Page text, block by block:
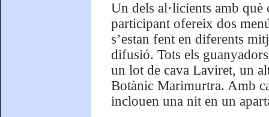
Un dels al·licients amb què
participant ofereix dos
s’estan fent en diferents
difusió. Tots els
un lot de cava Laviret, un
Botànic Marimurtra. Amb
inclouen una nit en un